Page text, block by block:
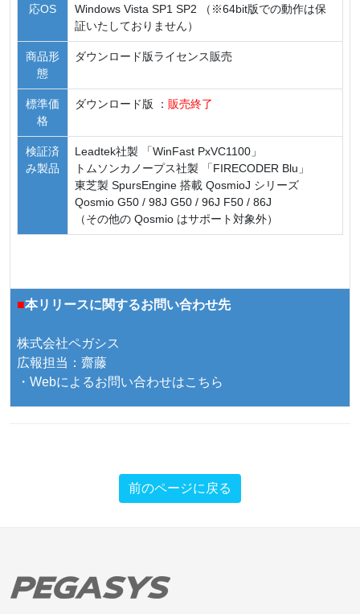
応OS
Windows Vista SP1 SP2 （※64bit版での動作は保
証いたしておりません）
商品形
態
ダウンロード版ライセンス販売
標準価
格
ダウンロード版 ： 販売終了
検証済
み製品
Leadtek社製 「WinFast PxVC1100」
トムソンカノープス社製 「FIRECODER Blu」
東芝製 SpursEngine 搭載 QosmioJ シリーズ
Qosmio G50 / 98J G50 / 96J F50 / 86J
（その他の Qosmio はサポート対象外）
■本リリースに関するお問い合わせ先
株式会社ペガシス
広報担当：齋藤
・Webによるお問い合わせはこちら
前のページに戻る